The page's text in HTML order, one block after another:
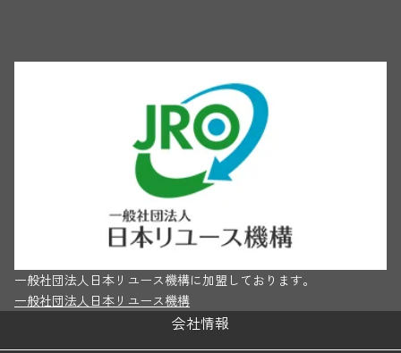
一般社団法人日本リユース機構に加盟しております。
一般社団法人日本リユース機構
会社情報